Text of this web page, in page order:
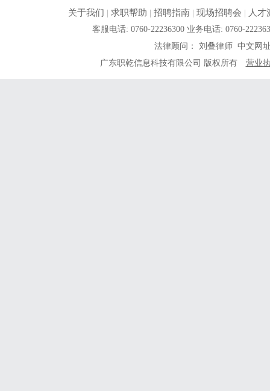
关于我们 | 求职帮助 | 招聘指南| 现场招聘会 | 人才
客服电话: 0760-22236300 业务电话: 0760-
法律顾问： 刘叠律师 中文网
广东职乾信息科技有限公司 版权所有
营业